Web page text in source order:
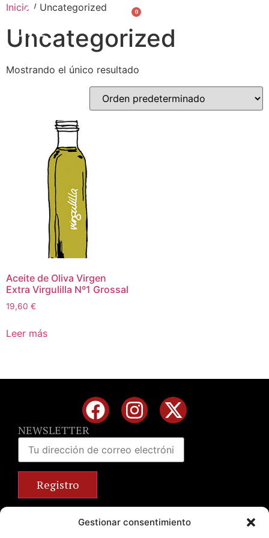
Gestionar consentimiento
0
Inicio / Uncategorized
Uncategorized
Mostrando el único resultado
Aceite de Oliva Virgen
Extra Virgulilla Nº1 Grossal
19,60 €
Leer más
NEWSLETTER
+34 963 672 314